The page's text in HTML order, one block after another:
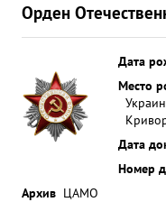
Орден
Дата
Место
Дата
Номер
Архив ЦАМО